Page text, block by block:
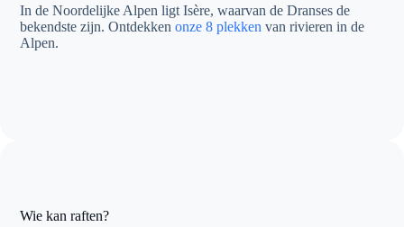
In de Noordelijke Alpen ligt Isère, waarvan de Dranses de
bekendste zijn. Ontdekkenonze 8 plekkenvan rivieren in de
Alpen.
Wie kan raften?